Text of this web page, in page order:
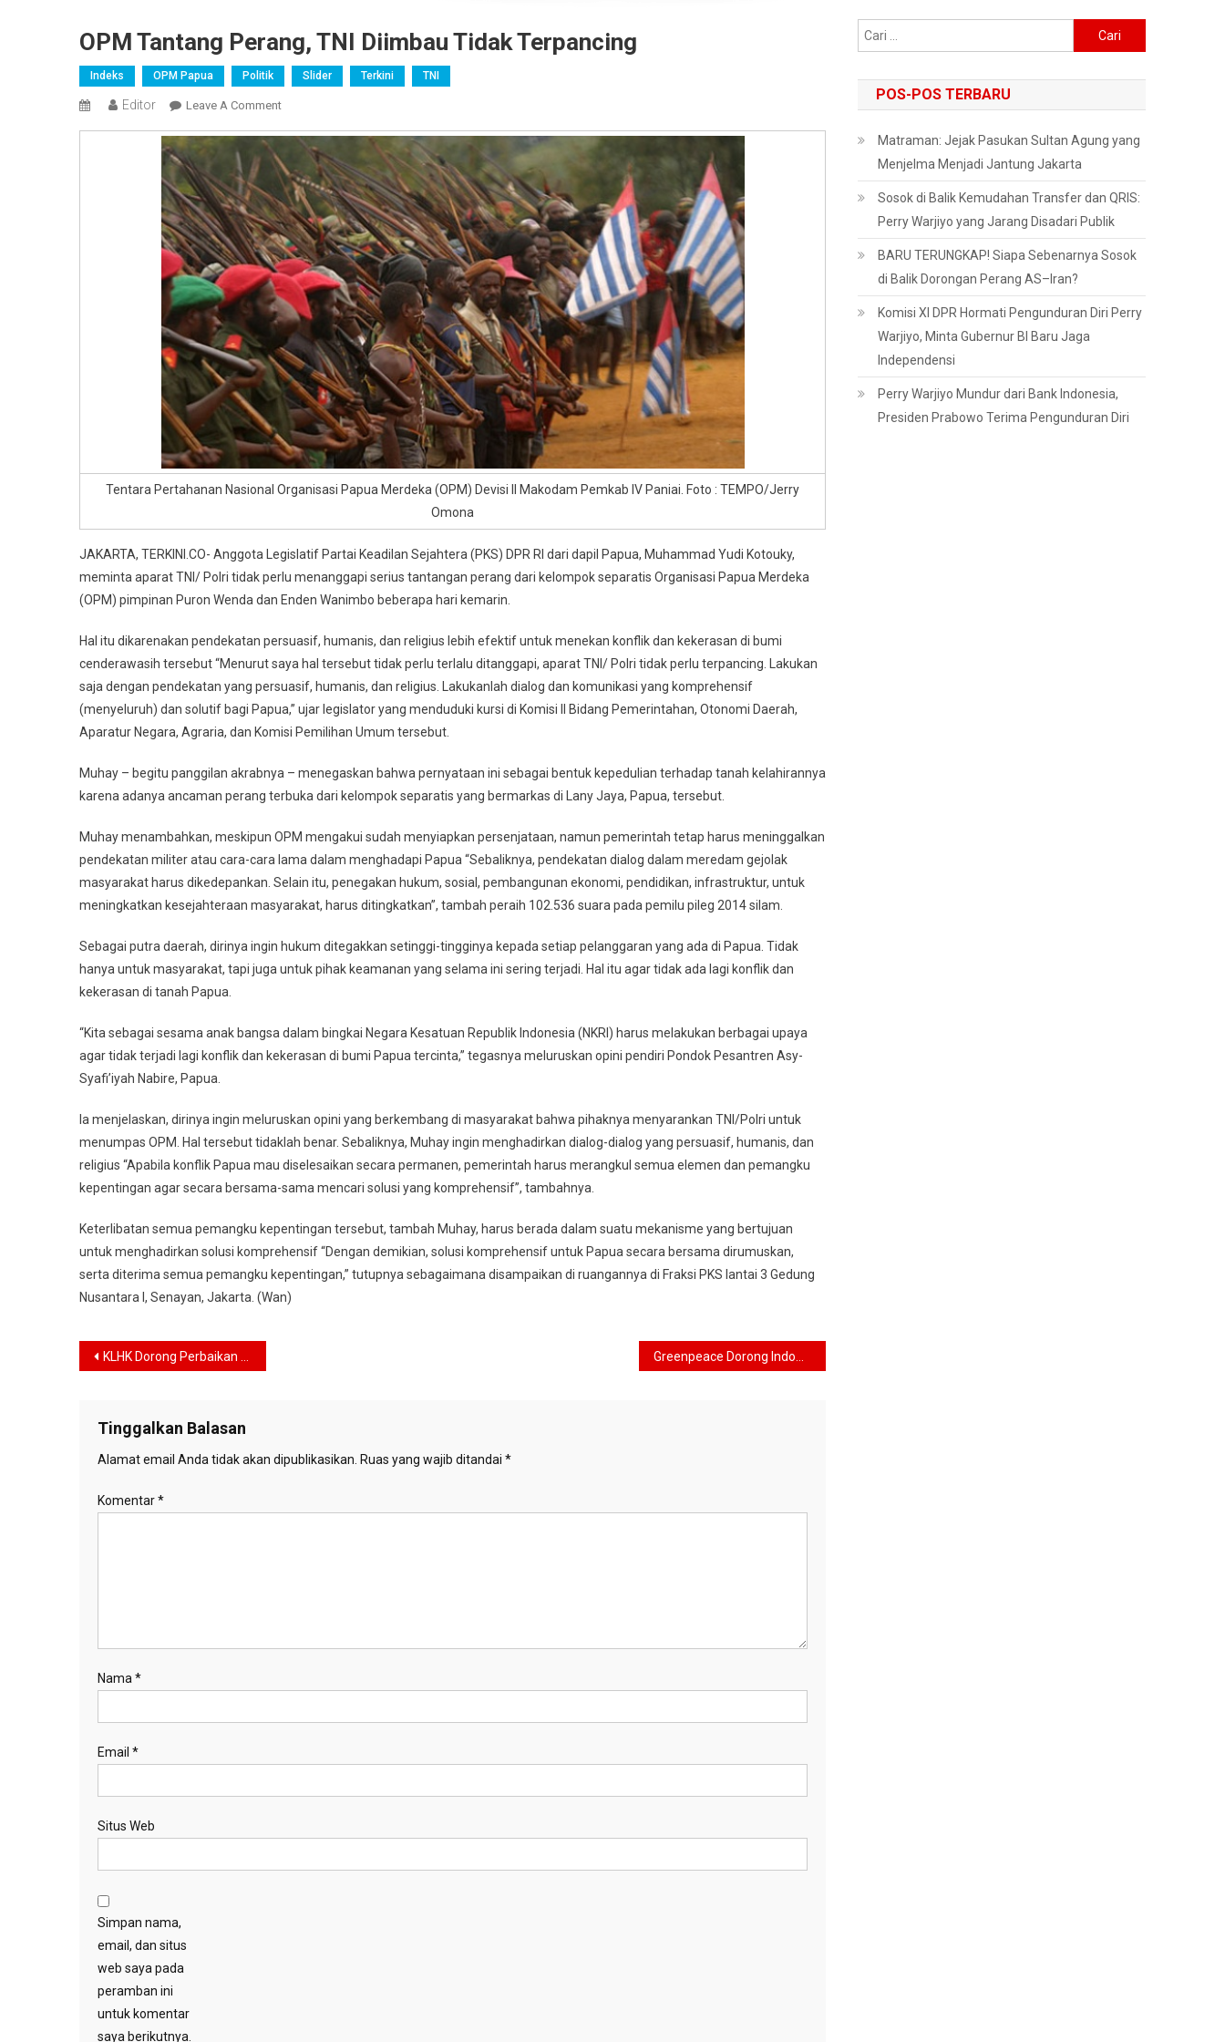
OPM Tantang Perang, TNI Diimbau Tidak Terpancing
Indeks OPM Papua Politik Slider Terkini TNI
Editor Leave A CommentOn
Tantang
Perang,
TNI
Diimbau
Tidak
Terpancing
Tentara Pertahanan Nasional Organisasi Papua Merdeka (OPM) Devisi II Makodam Pemkab IV Paniai. Foto : TEMPO/Jerry
Omona
JAKARTA, TERKINI.CO- Anggota Legislatif Partai Keadilan Sejahtera (PKS) DPR RI dari dapil Papua, Muhammad Yudi Kotouky,
meminta aparat TNI/ Polri tidak perlu menanggapi serius tantangan perang dari kelompok separatis Organisasi Papua Merdeka
(OPM) pimpinan Puron Wenda dan Enden Wanimbo beberapa hari kemarin.
Hal itu dikarenakan pendekatan persuasif, humanis, dan religius lebih efektif untuk menekan konflik dan kekerasan di bumi
cenderawasih tersebut “Menurut saya hal tersebut tidak perlu terlalu ditanggapi, aparat TNI/ Polri tidak perlu terpancing. Lakukan
saja dengan pendekatan yang persuasif, humanis, dan religius. Lakukanlah dialog dan komunikasi yang komprehensif
(menyeluruh) dan solutif bagi Papua,” ujar legislator yang menduduki kursi di Komisi II Bidang Pemerintahan, Otonomi Daerah,
Aparatur Negara, Agraria, dan Komisi Pemilihan Umum tersebut.
Muhay – begitu panggilan akrabnya – menegaskan bahwa pernyataan ini sebagai bentuk kepedulian terhadap tanah kelahirannya
karena adanya ancaman perang terbuka dari kelompok separatis yang bermarkas di Lany Jaya, Papua, tersebut.
Muhay menambahkan, meskipun OPM mengakui sudah menyiapkan persenjataan, namun pemerintah tetap harus meninggalkan
pendekatan militer atau cara-cara lama dalam menghadapi Papua “Sebaliknya, pendekatan dialog dalam meredam gejolak
masyarakat harus dikedepankan. Selain itu, penegakan hukum, sosial, pembangunan ekonomi, pendidikan, infrastruktur, untuk
meningkatkan kesejahteraan masyarakat, harus ditingkatkan”, tambah peraih 102.536 suara pada pemilu pileg 2014 silam.
Sebagai putra daerah, dirinya ingin hukum ditegakkan setinggi-tingginya kepada setiap pelanggaran yang ada di Papua. Tidak
hanya untuk masyarakat, tapi juga untuk pihak keamanan yang selama ini sering terjadi. Hal itu agar tidak ada lagi konflik dan
kekerasan di tanah Papua.
“Kita sebagai sesama anak bangsa dalam bingkai Negara Kesatuan Republik Indonesia (NKRI) harus melakukan berbagai upaya
agar tidak terjadi lagi konflik dan kekerasan di bumi Papua tercinta,” tegasnya meluruskan opini pendiri Pondok Pesantren Asy-
Syafi’iyah Nabire, Papua.
Ia menjelaskan, dirinya ingin meluruskan opini yang berkembang di masyarakat bahwa pihaknya menyarankan TNI/Polri untuk
menumpas OPM. Hal tersebut tidaklah benar. Sebaliknya, Muhay ingin menghadirkan dialog-dialog yang persuasif, humanis, dan
religius “Apabila konflik Papua mau diselesaikan secara permanen, pemerintah harus merangkul semua elemen dan pemangku
kepentingan agar secara bersama-sama mencari solusi yang komprehensif”, tambahnya.
Keterlibatan semua pemangku kepentingan tersebut, tambah Muhay, harus berada dalam suatu mekanisme yang bertujuan
untuk menghadirkan solusi komprehensif “Dengan demikian, solusi komprehensif untuk Papua secara bersama dirumuskan,
serta diterima semua pemangku kepentingan,” tutupnya sebagaimana disampaikan di ruangannya di Fraksi PKS lantai 3 Gedung
Nusantara I, Senayan, Jakarta. (Wan)
Navigasi
KLHK Dorong Perbaikan Tata Kelola Lahan Gambut
Tinggalkan Balasan
Alamat email Anda tidak akan dipublikasikan. Ruas yang wajib ditandai *
Komentar*
Nama *
Email *
Situs Web
Simpan nama,
email, dan situs
web saya pada
peramban ini
untuk komentar
saya berikutnya.
untuk:
POS-POS TERBARU
Matraman: Jejak Pasukan Sultan Agung yang
Menjelma Menjadi Jantung Jakarta
Sosok di Balik Kemudahan Transfer dan QRIS:
Perry Warjiyo yang Jarang Disadari Publik
BARU TERUNGKAP! Siapa Sebenarnya Sosok
di Balik Dorongan Perang AS–Iran?
Komisi XI DPR Hormati Pengunduran Diri Perry
Warjiyo, Minta Gubernur BI Baru Jaga
Independensi
Perry Warjiyo Mundur dari Bank Indonesia,
Presiden Prabowo Terima Pengunduran Diri